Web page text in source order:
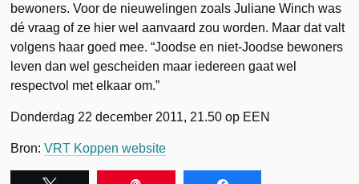
bewoners. Voor de nieuwelingen zoals Juliane Winch was
dé vraag of ze hier wel aanvaard zou worden. Maar dat valt
volgens haar goed mee. “Joodse en niet-Joodse bewoners
leven dan wel gescheiden maar iedereen gaat wel
respectvol met elkaar om.”
Donderdag 22 december 2011, 21.50 op EEN
Bron:VRT Koppen website